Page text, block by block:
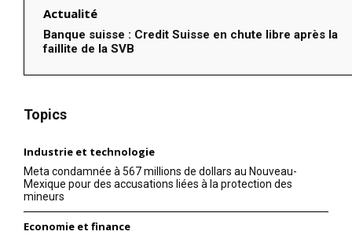
Actualité
Banque suisse : Credit Suisse en chute libre après la
faillite de la SVB
Topics
Industrie et technologie
Meta condamnée à 567 millions de dollars au Nouveau-
Mexique pour des accusations liées à la protection des
mineurs
Economie et finance